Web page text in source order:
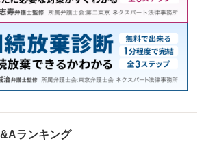
ランキング